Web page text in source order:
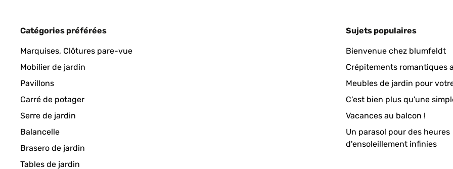
I absolutely love it. Is simple but beautifully made, and I also like the hidden plate underneath.
Catégories préférées
Marquises, Clôtures pare-vue
Mobilier de jardin
Pavillons
Carré de potager
Serre de jardin
Balancelle
Brasero de jardin
Tables de jardin
Sujets populaires
Bienvenue chez blumfeldt
Crépitements romantiques
Meubles de jardin pour
C'est bien plus qu'une
Vacances au balcon !
Un parasol pour des heures
d'ensoleillement infinies